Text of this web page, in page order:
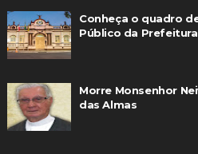
Conheça o quadro
Público da
Morre Monsenhor
das Almas